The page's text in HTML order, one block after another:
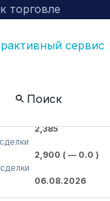
торговле
сервис
Поиск
2,385
2,900( — 0.0 )
06.08.2026